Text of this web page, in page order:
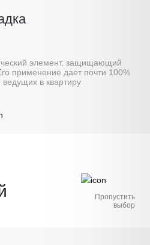
элемент, защищающий
применение дает почти 100%
в квартиру
Пропустить
выбор